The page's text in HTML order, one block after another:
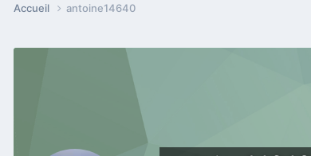
Accueil antoine14640